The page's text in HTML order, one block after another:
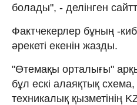
болады", - делінген
Фактчекерлер бұның -
әрекеті екенін жазды.
"Өтемақы орталығы"
бұл ескі алаяқтық
техникалық қызметінің